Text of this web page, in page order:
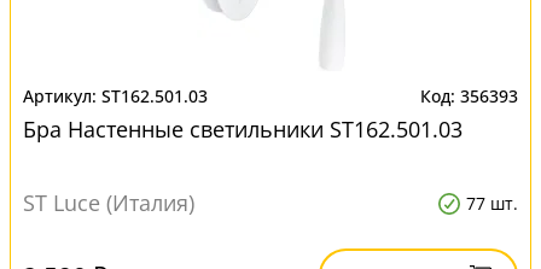
ST162.501.03 356393
Бра Настенные светильники ST162.501.03
ST Luce (Италия) 77 шт.